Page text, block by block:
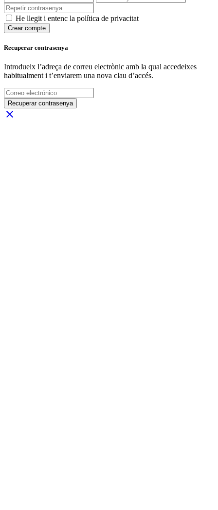
He llegit i entenc la política de privacitat
Crear compte
Recuperar contrasenya
Introdueix l’adreça de correu electrònic amb la qual accedeixes
habitualment i t’enviarem una nova clau d’accés.
Recuperar contrasenya
close